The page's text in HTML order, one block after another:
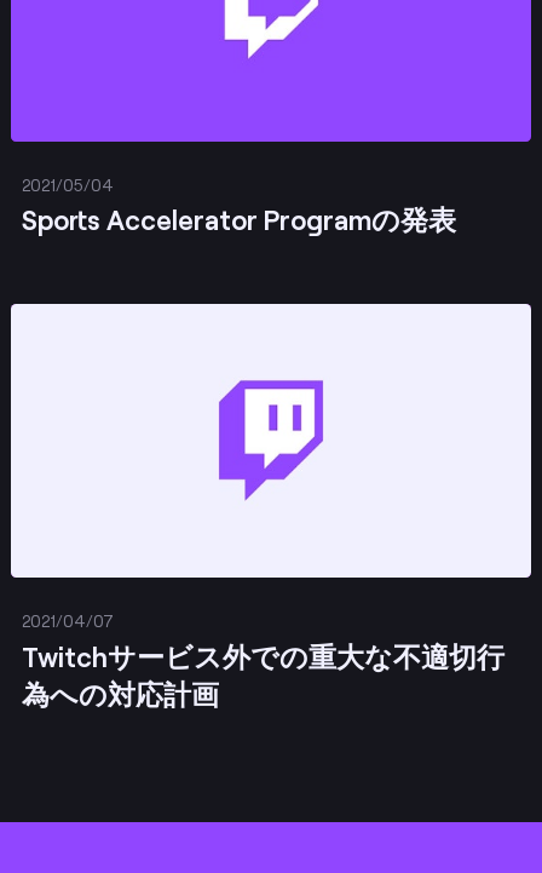
2021/05/04
Sports Accelerator Programの発表
2021/04/07
Twitchサービス外での重大な不適切行
為への対応計画